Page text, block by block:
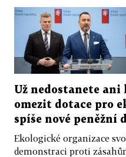
Už nedostanete
omezit dotace pro
spíše nové peněžní
Ekologické organizace
demonstraci proti